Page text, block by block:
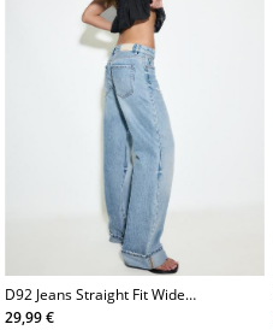
D92 Jeans Straight Fit Wide
Leg L04891746
29,99 €